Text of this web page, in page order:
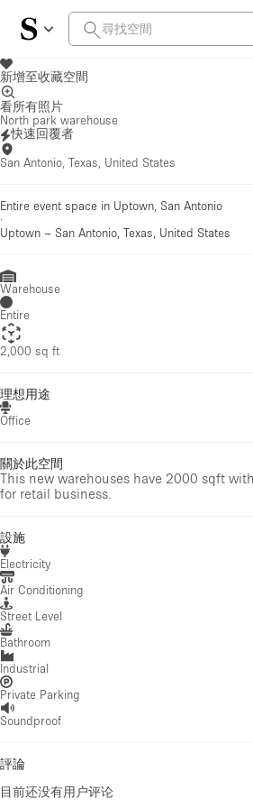
新增至收藏空間
看所有照片
North park warehouse
快速回覆者
San Antonio, Texas, United States
Entire event space in Uptown, San Antonio
·
Uptown – San Antonio, Texas, United States
Warehouse
Entire
2,000 sq ft
理想用途
Office
關於此空間
This new warehouses have 2000 sqft
for retail business.
設施
Electricity
Air Conditioning
Street Level
Bathroom
Industrial
Private Parking
Soundproof
評論
目前还没有用户评论